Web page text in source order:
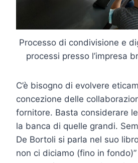
Processo di condivisione e
processi presso l’impresa
C’è bisogno di evolvere
concezione delle
fornitore. Basta considerare
la banca di quelle grandi.
De Bortoli si parla nel suo
non ci diciamo (fino in